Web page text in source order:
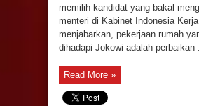
memilih kandidat yang bakal
menteri di Kabinet Indonesia
menjabarkan, pekerjaan rumah
dihadapi Jokowi adalah perbaikan
Read More »